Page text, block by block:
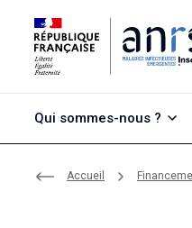
Qui sommes-nous ?
Accueil